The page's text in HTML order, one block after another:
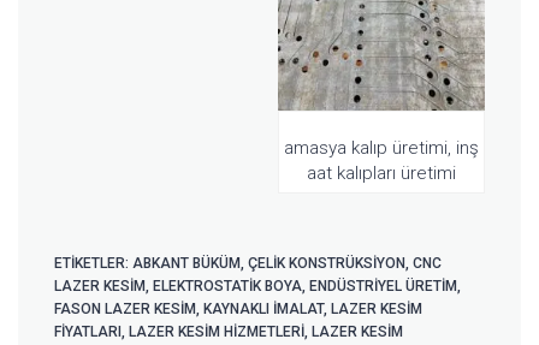
amasya kalıp üretimi, inş
aat kalıpları üretimi
ETIKETLER: ABKANT BÜKÜM, ÇELIK KONSTRÜKSIYON, CNC
LAZER KESIM, ELEKTROSTATIK BOYA, ENDÜSTRIYEL ÜRETIM,
FASON LAZER KESIM, KAYNAKLI İMALAT, LAZER KESIM
FIYATLARI , LAZER KESIM HIZMETLERI, LAZER KESIM